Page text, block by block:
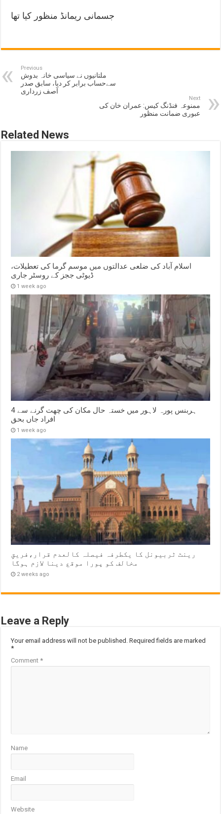
جسمانی ریمانڈ منظور کیا تھا
Previous
ملتانیوں نے سیاسی خانہ بدوش
سےحساب برابر کر دیا، سابق صدر
آصف زرداری
Next
ممنوعہ فنڈنگ کیس: عمران خان کی
عبوری ضمانت منظور
Related News
اسلام آباد کی ضلعی عدالتوں میں موسم گرما کی تعطیلات،
ڈیوٹی ججز کے روسٹر جاری
1 week ago
ہربنس پورہ لاہور میں خستہ حال مکان کی چھت گرنے سے 4
افراد جاں بحق
1 week ago
رینٹ ٹربیونل کا یکطرفہ فیصلہ کالعدم قرار،فریقِ
مخالف کو پورا موقع دینا لازم ہوگا
2 weeks ago
Leave a Reply
Your email address will not be published. Required fields are marked
*
Comment*
Name
Email
Website